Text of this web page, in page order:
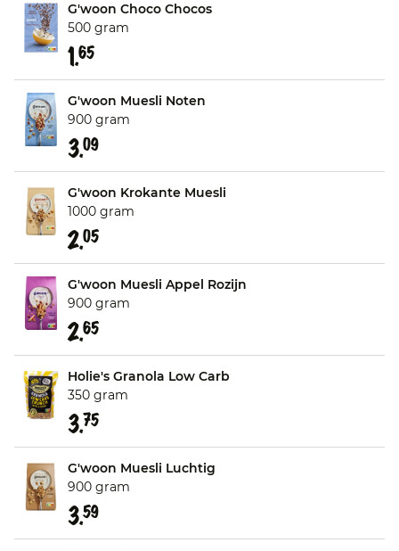
G'woon Choco Chocos
500 gram
1.65
G'woon Muesli Noten
900 gram
3.09
G'woon Krokante Muesli
1000 gram
2.05
G'woon Muesli Appel Rozijn
900 gram
2.65
Holie's Granola Low Carb
350 gram
3.75
G'woon Muesli Luchtig
900 gram
3.59